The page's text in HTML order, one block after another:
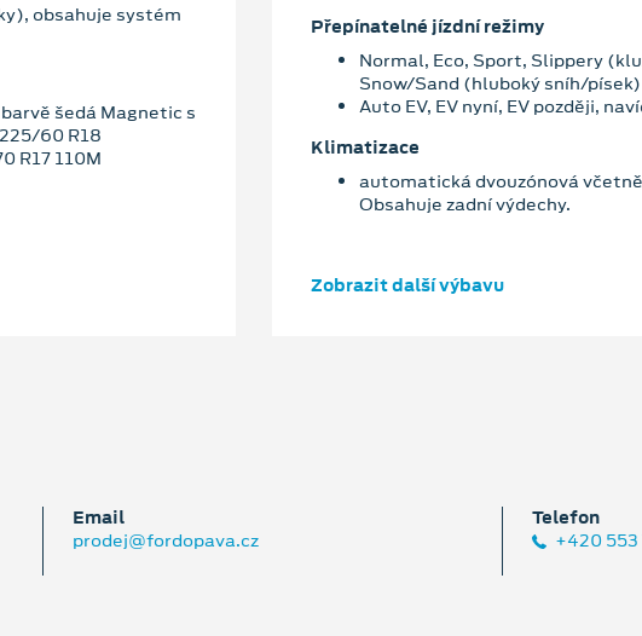
obsahuje systém
šedá Magnetic s
60 R18
R17 110M
Přepínatelné jízdní režimy
Normal, Eco, Sport, Slippery
Snow/Sand (hluboký sníh/písek)
Auto EV, EV nyní, EV později,
Klimatizace
automatická dvouzónová
Obsahuje zadní výdechy.
Zobrazit další výbavu
Email
prodej@fordopava.cz
Telefon
+420 553